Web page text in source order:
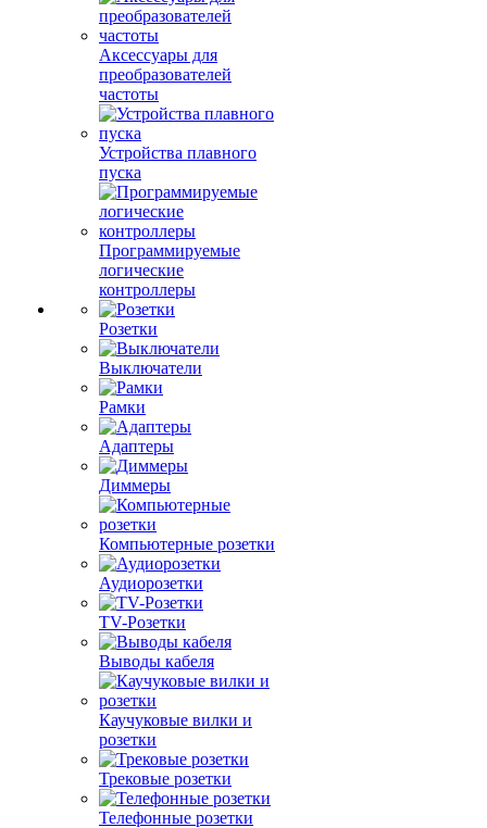
Аксессуары для
преобразователей
частоты
Устройства плавного
пуска
Программируемые
логические
контроллеры
Розетки
Выключатели
Рамки
Адаптеры
Диммеры
Компьютерные розетки
Аудиорозетки
TV-Розетки
Выводы кабеля
Каучуковые вилки и
розетки
Трековые розетки
Телефонные розетки